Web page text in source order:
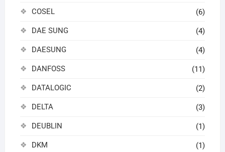
COSEL (6)
DAE SUNG (4)
DAESUNG (4)
DANFOSS (11)
DATALOGIC (2)
DELTA (3)
DEUBLIN (1)
DKM (1)